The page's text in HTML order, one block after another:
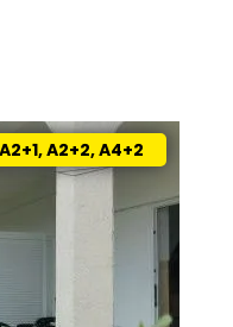
A2+1, A2+2, A4+2